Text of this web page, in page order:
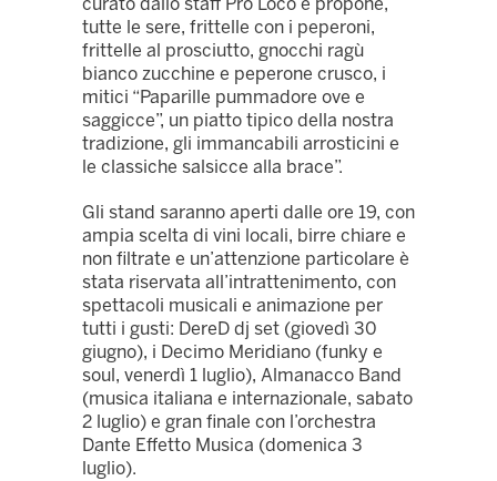
tutte le sere, frittelle con i peperoni,
frittelle al prosciutto, gnocchi ragù
bianco zucchine e peperone crusco, i
mitici “Paparille pummadore ove e
saggicce”, un piatto tipico della nostra
tradizione, gli immancabili arrosticini e
le classiche salsicce alla brace”.
Gli stand saranno aperti dalle ore 19, con
ampia scelta di vini locali, birre chiare e
non filtrate e un’attenzione particolare è
stata riservata all’intrattenimento, con
spettacoli musicali e animazione per
tutti i gusti: DereD dj set (giovedì 30
giugno), i Decimo Meridiano (funky e
soul, venerdì 1 luglio), Almanacco Band
(musica italiana e internazionale, sabato
2 luglio) e gran finale con l’orchestra
Dante Effetto Musica (domenica 3
luglio).